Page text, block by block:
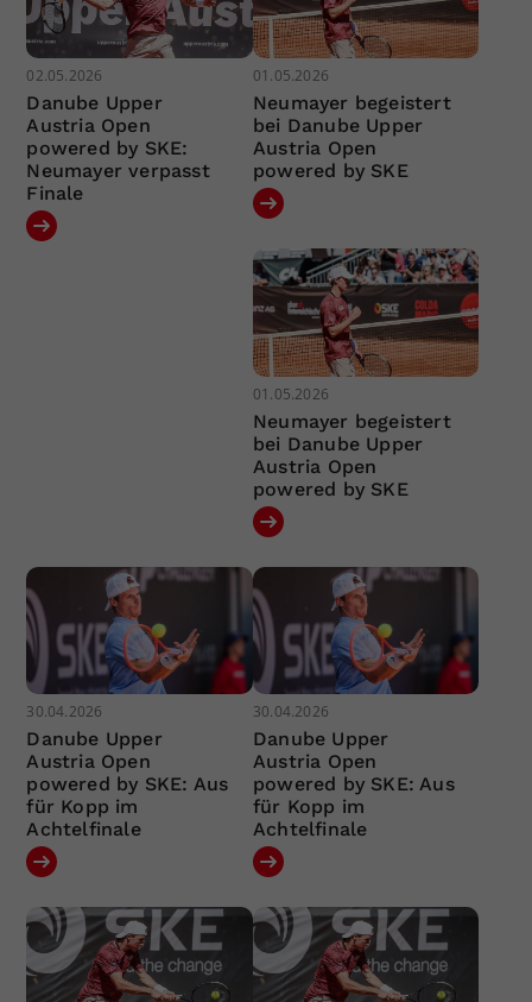
02.05.2026
Danube Upper
Austria Open
powered by SKE:
Neumayer verpasst
Finale
01.05.2026
Neumayer begeistert
bei Danube Upper
Austria Open
powered by SKE
01.05.2026
Neumayer begeistert
bei Danube Upper
Austria Open
powered by SKE
30.04.2026
Danube Upper
Austria Open
powered by SKE: Aus
für Kopp im
Achtelfinale
30.04.2026
Danube Upper
Austria Open
powered by SKE: Aus
für Kopp im
Achtelfinale